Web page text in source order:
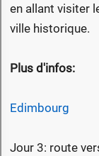
en allant visiter
ville historique.
Plus d'infos:
Edimbourg
Jour 3: route